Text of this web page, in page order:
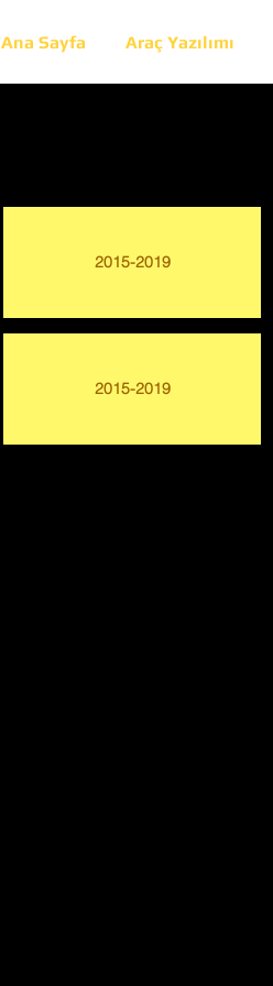
Ana Sayfa Araç Yazılımı
2015-2019
2015-2019